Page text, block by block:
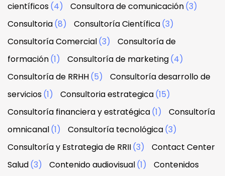
científicos(4) Consultora de comunicación(3)
Consultoria(8) Consultoría Científica(3)
Consultoría Comercial(3)
Consultoría de
formación(1) Consultoría de marketing(4)
Consultoría de RRHH(5)
Consultoría desarrollo de
servicios(1) Consultoria estrategica(15)
Consultoría financiera y estratégica(1)
Consultoría
omnicanal(1) Consultoría tecnológica(3)
Consultoría y Estrategia de RRII(3)
Contact Center
Salud(3) Contenido audiovisual(1)
Contenidos